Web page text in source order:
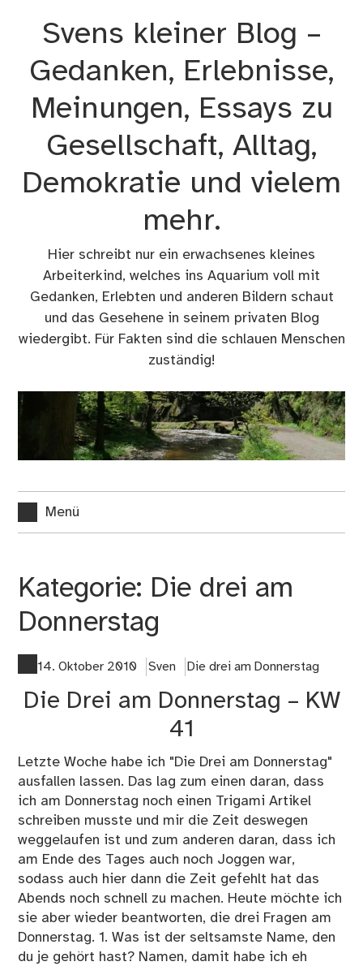
Svens kleiner Blog –
Gedanken, Erlebnisse,
Meinungen, Essays zu
Gesellschaft, Alltag,
Demokratie und vielem
mehr.
Hier schreibt nur ein erwachsenes kleines
Arbeiterkind, welches ins Aquarium voll mit
Gedanken, Erlebten und anderen Bildern schaut
und das Gesehene in seinem privaten Blog
wiedergibt. Für Fakten sind die schlauen Menschen
zuständig!
Menü
Kategorie: Die drei am
Donnerstag
14. Oktober 2010 Sven Die drei am Donnerstag
Die Drei am Donnerstag – KW
41
Letzte Woche habe ich "Die Drei am Donnerstag"
ausfallen lassen. Das lag zum einen daran, dass
ich am Donnerstag noch einen Trigami Artikel
schreiben musste und mir die Zeit deswegen
weggelaufen ist und zum anderen daran, dass ich
am Ende des Tages auch noch Joggen war,
sodass auch hier dann die Zeit gefehlt hat das
Abends noch schnell zu machen. Heute möchte ich
sie aber wieder beantworten, die drei Fragen am
Donnerstag. 1. Was ist der seltsamste Name, den
du je gehört hast? Namen, damit habe ich eh